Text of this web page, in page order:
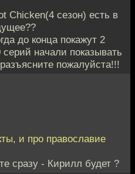
Chicken(4 сезон) есть в
до конца покажут 2
начали показывать
пожалуйста!!!
и про православие
сразу - Кирилл будет ?